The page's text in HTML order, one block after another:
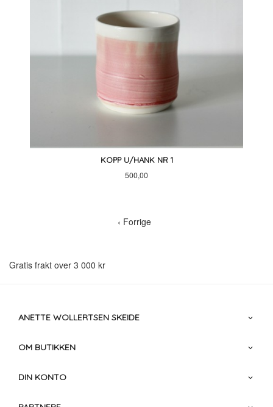
KOPP U/HANK NR 1
Pris
500,00
‹ Forrige
Gratis frakt over 3 000 kr
ANETTE WOLLERTSEN SKEIDE
OM BUTIKKEN
DIN KONTO